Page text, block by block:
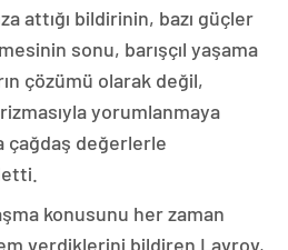
attığı bildirinin, bazı güçler
sonu, barışçıl yaşama
çözümü olarak değil,
yorumlanmaya
çağdaş değerlerle
konusunu her zaman
verdiklerini bildiren Lavrov,